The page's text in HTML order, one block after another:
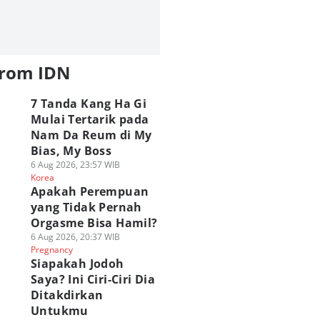
IDN
7 Tanda Kang Ha Gi
Mulai Tertarik pada
Nam Da Reum di My
Bias, My Boss
6 Aug 2026, 23:57 WIB
Korea
Apakah Perempuan
yang Tidak Pernah
Orgasme Bisa Hamil?
6 Aug 2026, 20:37 WIB
Pregnancy
Siapakah Jodoh
Saya? Ini Ciri-Ciri Dia
Ditakdirkan
Untukmu